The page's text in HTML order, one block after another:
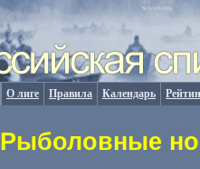
О лиге Правила Календарь
Рыболовные